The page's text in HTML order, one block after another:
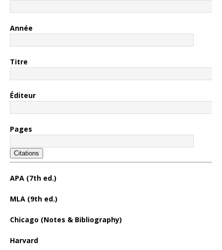
Année
Titre
Éditeur
Pages
Citations
APA (7th ed.)
MLA (9th ed.)
Chicago (Notes & Bibliography)
Harvard